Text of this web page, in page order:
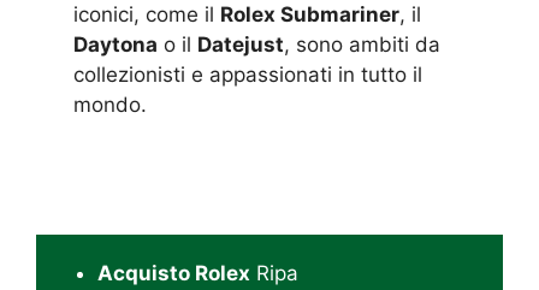
iconici, come il Rolex Submariner, il
Daytona o il Datejust, sono ambiti da
collezionisti e appassionati in tutto il
mondo.
Acquisto Rolex Ripa